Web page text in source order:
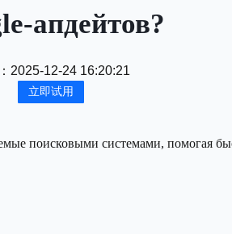
2025-12-24 16:20:21
立即试用
системами,